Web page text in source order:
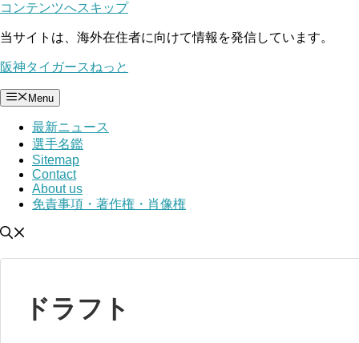
コンテンツへスキップ
当サイトは、海外在住者に向けて情報を発信しています。
阪神タイガースねっと
Menu
最新ニュース
選手名鑑
Sitemap
Contact
About us
免責事項・著作権・肖像権
ドラフト